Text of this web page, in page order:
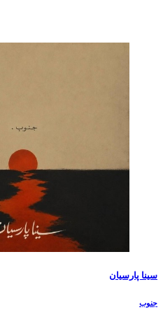
سینا پارسیان
جنوب